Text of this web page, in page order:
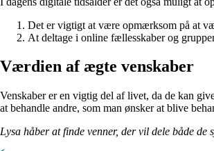
Det er vigtigt at være opmærksom på at
At deltage i online fællesskaber og
Værdien af ægte venskaber
Venskaber er en vigtig del af livet, da de kan
at behandle andre, som man ønsker at blive
Lysa håber at finde venner, der vil dele både